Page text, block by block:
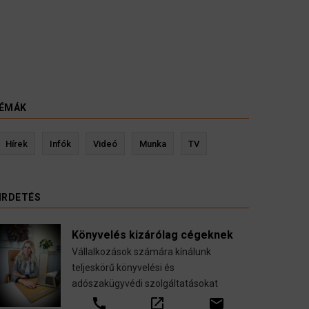
Kevin Ressler biztosítási szakértő
Hírek Infók Videó Munka TV
Könyvelés kizárólag cégeknek
Vállalkozások számára kínálunk
teljeskörű könyvelési és
adószakügyvédi szolgáltatásokat
call open_in_new email